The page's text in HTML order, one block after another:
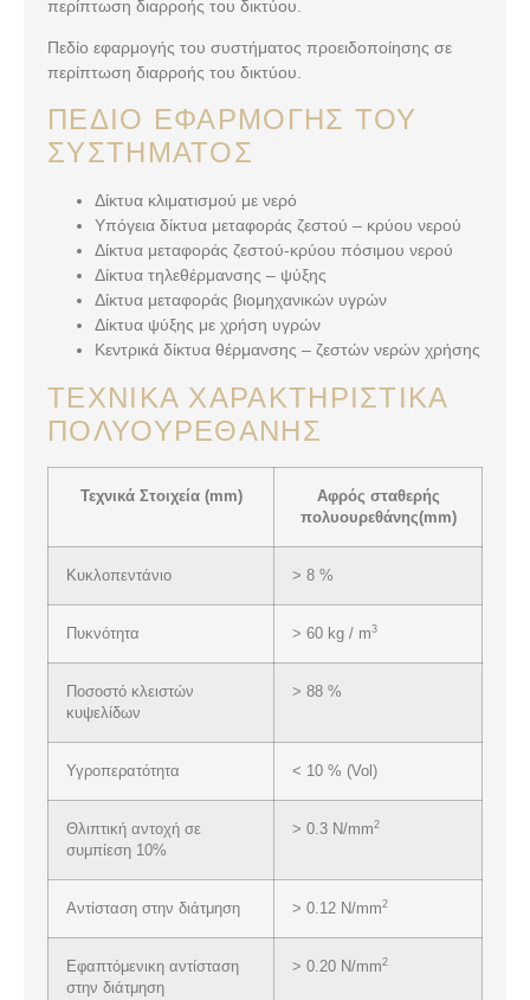
περίπτωση διαρροής του δικτύου.
Πεδίο εφαρμογής του συστήματος προειδοποίησης σε
περίπτωση διαρροής του δικτύου.
ΠΕΔΊΟ ΕΦΑΡΜΟΓΉΣ ΤΟΥ
ΣΥΣΤΉΜΑΤΟΣ
Δίκτυα κλιματισμού με νερό
Υπόγεια δίκτυα μεταφοράς ζεστού – κρύου νερού
Δίκτυα μεταφοράς ζεστού-κρύου πόσιμου νερού
Δίκτυα τηλεθέρμανσης – ψύξης
Δίκτυα μεταφοράς βιομηχανικών υγρών
Δίκτυα ψύξης με χρήση υγρών
Κεντρικά δίκτυα θέρμανσης – ζεστών νερών χρήσης
ΤΕΧΝΙΚΆ ΧΑΡΑΚΤΗΡΙΣΤΙΚΆ
ΠΟΛΥΟΥΡΕΘΆΝΗΣ
Τεχνικά Στοιχεία (mm)
Αφρός σταθερής
πολυουρεθάνης(mm)
Κυκλοπεντάνιο > 8 %
Πυκνότητα > 60 kg / m3
Ποσοστό κλειστών
κυψελίδων
> 88 %
Υγροπερατότητα < 10 % (Vol)
Θλιπτική αντοχή σε
συμπίεση 10%
> 0.3 N/mm2
Αντίσταση στην διάτμηση > 0.12 N/mm2
Εφαπτόμενικη αντίσταση
στην διάτμηση
> 0.20 N/mm2